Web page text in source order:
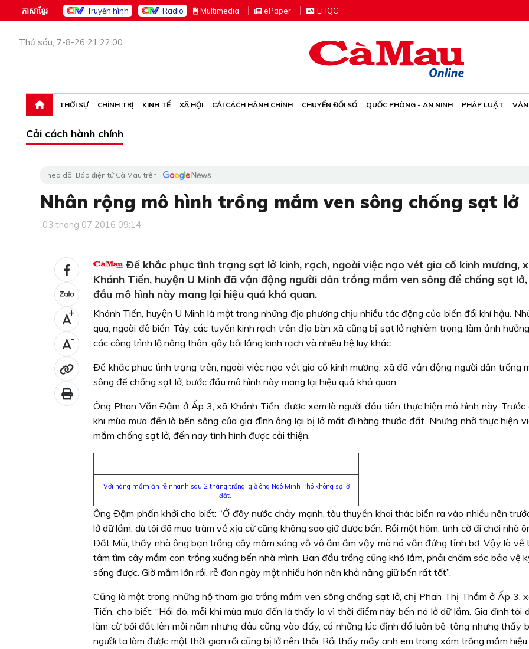
ភាសាខ្មែរ Truyền hình Radio Multimedia ePaper LHQC
Thứ sáu, 7-8-26 21:22:00
THỜI SỰ CHÍNH TRỊ KINH TẾ XÃ HỘI CẢI CÁCH HÀNH CHÍNH CHUYỂN ĐỔI SỐ QUỐC PHÒNG - AN NINH PHÁP LUẬT
Cải cách hành chính
Theo dõi Báo điện tử Cà Mau trên
Nhân rộng mô hình trồng mắm ven sông chống sạt lở
03 tháng 07 2016 09:14
+
-
Ðể khắc phục tình trạng sạt lở kinh, rạch, ngoài việc nạo vét gia cố kinh mương,
Khánh Tiến, huyện U Minh đã vận động người dân trồng mắm ven sông để chống sạt
đầu mô hình này mang lại hiệu quả khả quan.
Khánh Tiến, huyện U Minh là một trong những địa phương chịu nhiều tác động của biến đổi khí hậu.
qua, ngoài đê biển Tây, các tuyến kinh rạch trên địa bàn xã cũng bị sạt lở nghiêm trọng, làm ảnh
các công trình lộ nông thôn, gây bồi lắng kinh rạch và nhiều hệ luỵ khác.
Ðể khắc phục tình trạng trên, ngoài việc nạo vét gia cố kinh mương, xã đã vận động người dân trồng
sông để chống sạt lở, bước đầu mô hình này mang lại hiệu quả khả quan.
Ông Phan Văn Ðậm ở Ấp 3, xã Khánh Tiến, được xem là người đầu tiên thực hiện mô hình này. Trước
khi mùa mưa đến là bến sông của gia đình ông lại bị lở mất đi hàng thước đất. Nhưng nhờ thực hiện
mắm chống sạt lở, đến nay tình hình được cải thiện.
Với hàng mắm ăn rễ nhanh sau 2 tháng trồng, giờ ông Ngô Minh Phó không sợ lở
đất.
Ông Ðậm phấn khởi cho biết: “Ở đây nước chảy mạnh, tàu thuyền khai thác biển ra vào nhiều nên
lở dữ lắm, dù tôi đã mua tràm về xịa cừ cũng không sao giữ được bến. Rồi một hôm, tình cờ đi chơi nhà
Ðất Mũi, thấy nhà ông bạn trồng cây mắm sóng vỗ vô ầm ầm vậy mà nó vẫn đứng tỉnh bơ. Vậy là về
tâm tìm cây mắm con trồng xuống bến nhà mình. Ban đầu trồng cũng khó lắm, phải chăm sóc bảo vệ
sống được. Giờ mắm lớn rồi, rễ đan ngày một nhiều hơn nên khả năng giữ bến rất tốt”.
Cũng là một trong những hộ tham gia trồng mắm ven sông chống sạt lở, chị Phan Thị Thắm ở Ấp 3,
Tiến, cho biết: “Hồi đó, mỗi khi mùa mưa đến là thấy lo vì thời điểm này bến nó lở dữ lắm. Gia đình tôi
làm cừ bồi đất lên mỗi năm nhưng đâu cũng vào đấy, có những lúc định đổ luôn bê-tông nhưng thấy
người ta làm được một thời gian rồi cũng bị lở nên thôi. Rồi thấy mấy anh em trong xóm trồng mắm